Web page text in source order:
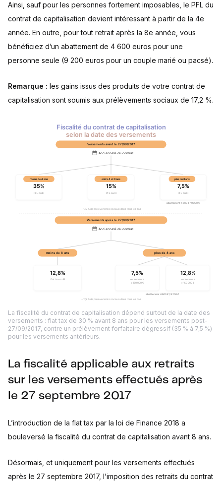
Ainsi, sauf pour les personnes fortement imposables, le PFL du
contrat de capitalisation devient intéressant à partir de la 4e
année. En outre, pour tout retrait après la 8e année, vous
bénéficiez d’un abattement de 4 600 euros pour une
personne seule (9 200 euros pour un couple marié ou pacsé).
Remarque : les gains issus des produits de votre contrat de
capitalisation sont soumis aux prélèvements sociaux de 17,2 %.
La fiscalité du contrat de capitalisation dépend surtout de la date des
versements : flat tax de 30 % avant 8 ans pour les versements post-
27/09/2017, contre un prélèvement forfaitaire dégressif (35 % à 7,5 %)
pour les versements antérieurs.
La fiscalité applicable aux retraits
sur les versements effectués après
le 27 septembre 2017
L’introduction de la flat tax par la loi de Finance 2018 a
bouleversé la fiscalité du contrat de capitalisation avant 8 ans.
Désormais, et uniquement pour les versements effectués
après le 27 septembre 2017, l’imposition des retraits du contrat